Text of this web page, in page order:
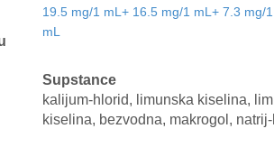
19.5 mg/1 mL+ 16.5 mg/1 mL+ 7.3 mg/
mL
Supstance
kalijum-hlorid, limunska kiselina,
kiselina, bezvodna, makrogol,